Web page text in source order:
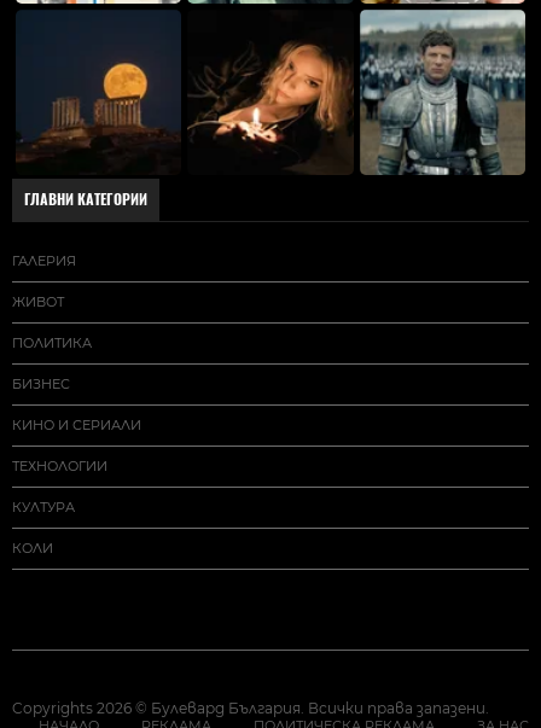
ГЛАВНИ КАТЕГОРИИ
ГАЛЕРИЯ
ЖИВОТ
ПОЛИТИКА
БИЗНЕС
КИНО И СЕРИАЛИ
ТЕХНОЛОГИИ
КУЛТУРА
КОЛИ
Copyrights 2026 © Булевард България. Всички права запазени.